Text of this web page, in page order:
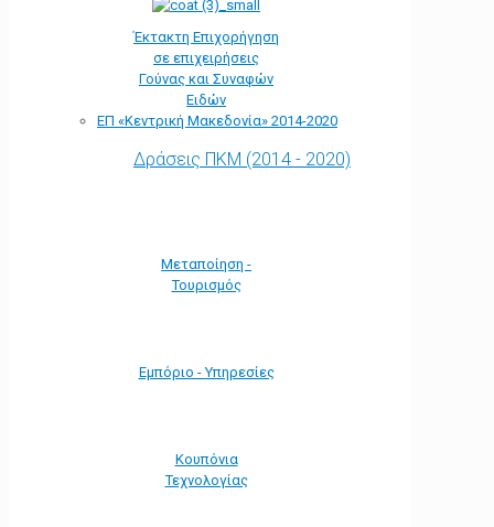
Έκτακτη Επιχορήγηση
σε επιχειρήσεις
Γούνας και Συναφών
Ειδών
ΕΠ «Kεντρική Μακεδονία» 2014-2020
Δράσεις ΠΚΜ (2014 - 2020)
Μεταποίηση -
Τουρισμός
Εμπόριο - Υπηρεσίες
Κουπόνια
Τεχνολογίας